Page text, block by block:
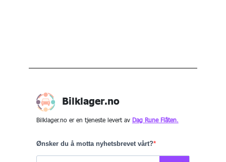
Bilklager.no
Bilklager.no er en tjeneste levert av Dag Rune Flåten.
Ønsker du å motta nyhetsbrevet vårt?